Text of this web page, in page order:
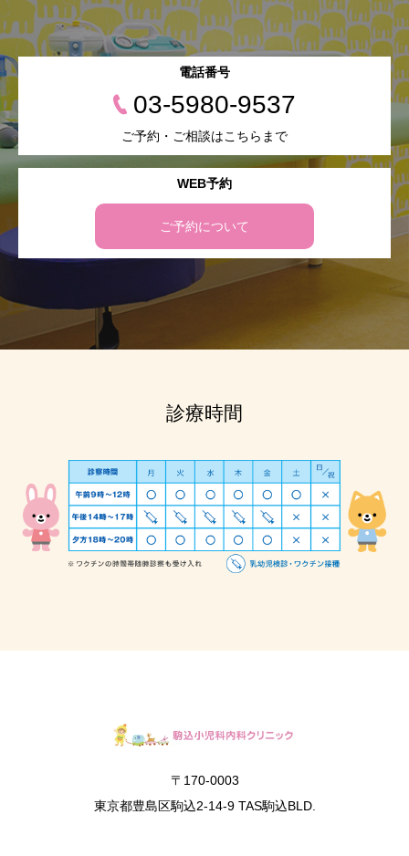
WEB予約
ご予約について
電話番号
03-5980-9537
ご予約・ご相談はこちらまで
診療時間
〒170-0003
東京都豊島区駒込2-14-9 TAS駒込BLD.